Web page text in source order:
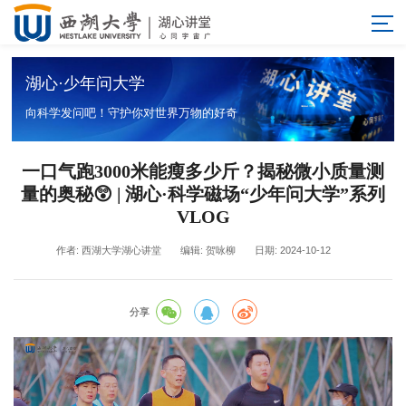
湖心·少年问大学
向科学发问吧！守护你对世界万物的好奇
一口气跑3000米能瘦多少斤？揭秘微小质量测
量的奥秘😲 | 湖心·科学磁场“少年问大学”系列
VLOG
作者: 西湖大学湖心讲堂 编辑: 贺咏柳 日期: 2024-10-12
分享